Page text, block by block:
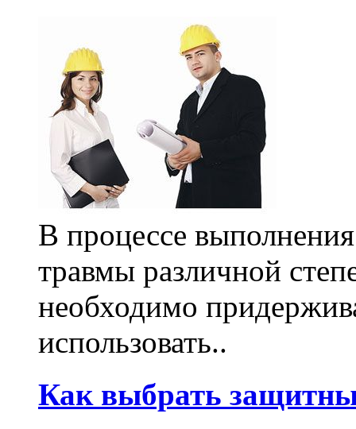
В процессе
травмы различной
необходимо
использовать..
Как выбрать